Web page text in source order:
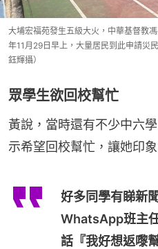
大埔宏福苑發生五級大火，中華基督教
年11月29日早上，大量居民到此申請災
鈺輝攝）
眾學生欲回校幫忙
黃說，當時還有不少中六
示希望回校幫忙，讓她印
好多同學有睇新
WhatsApp班主
話『我好想返嚟